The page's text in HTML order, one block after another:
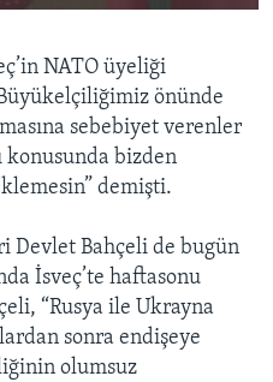
NATO üyeliği
önünde
sebebiyet verenler
konusunda bizden
demişti.
Devlet Bahçeli de bugün
İsveç’te haftasonu
“Rusya ile Ukrayna
sonra endişeye
olumsuz